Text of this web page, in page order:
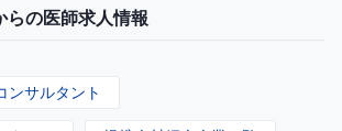
らの医師求人情報
ンサルタント